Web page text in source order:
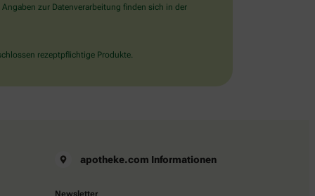
zur Datenverarbeitung finden sich in der
rezeptpflichtige Produkte.
apotheke.com Informationen
Newsletter